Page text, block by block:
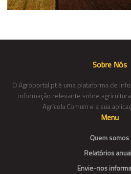
Sobre Nós
O Agroportal.pt é uma plataforma de
informação relevante sobre
Agrícola Comum e a sua
Menu
Quem somos
Relatórios
Envie-nos